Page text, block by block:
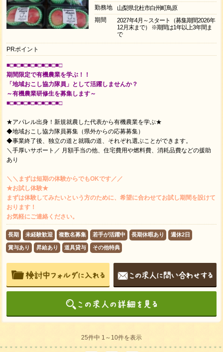
勤務地
山梨県北杜市白州町鳥原
期間
2027年4月～スタート（募集期間2026年
12月末まで） ※期間は1年以上3年間ま
で
PRポイント
■□■□■□■□■□■□■□■□
期間限定で有機農業を学ぶ！！
「地域おこし協力隊員」として活躍しませんか？
～有機農業研修生を募集します～
■□■□■□■□■□■□■□■□
★アパレル出身！新規就農した代表から有機農業を学ぶ★
◆地域おこし協力隊員募集（県外からの応募募集）
◆事業終了後、独立の道と就職の道、それぞれ選ぶことができます。
＼手厚いサポート／ 月額手当の他、住宅費用や燃料費、消耗品費などの援助
あり
＼＼まずは短期の体験からでもOKです／／
★お試し体験★
まずは体験してみたいという方のために、希望に合わせてお試し期間を設けて
おります！
お気軽にご連絡ください。
長期 未経験歓迎 複数名募集 若手が活躍中 長期休暇あり 週休2日
賞与あり 昇給あり 道具貸与 その他特典
25件中 1～10件を表示